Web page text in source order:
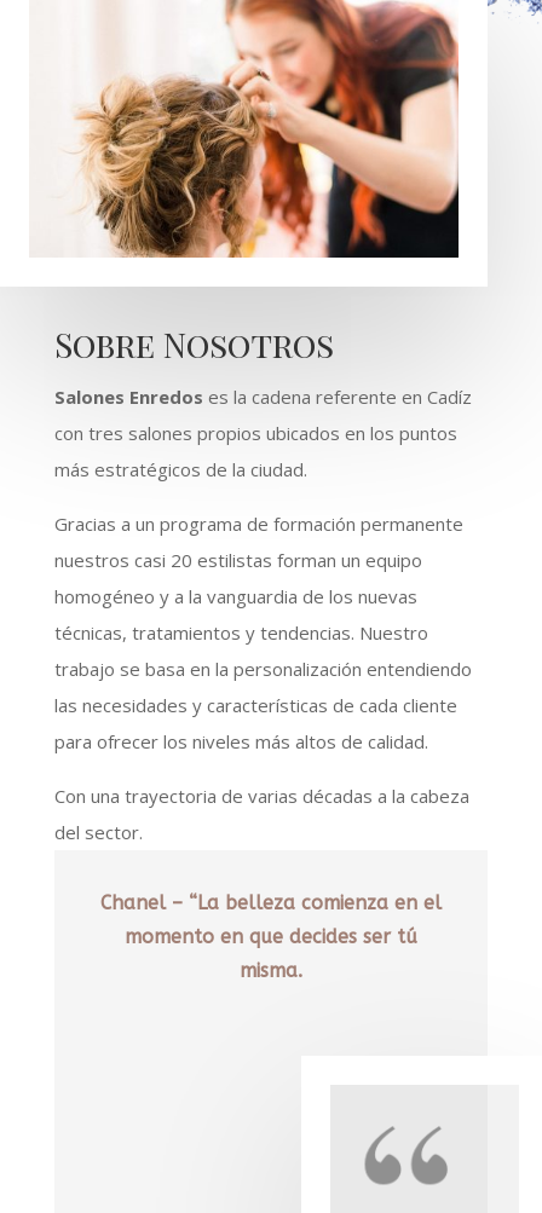
Sobre Nosotros
Salones Enredos es la cadena referente en Cadíz
con tres salones propios ubicados en los puntos
más estratégicos de la ciudad.
Gracias a un programa de formación permanente
nuestros casi 20 estilistas forman un equipo
homogéneo y a la vanguardia de los nuevas
técnicas, tratamientos y tendencias. Nuestro
trabajo se basa en la personalización entendiendo
las necesidades y características de cada cliente
para ofrecer los niveles más altos de calidad.
Con una trayectoria de varias décadas a la cabeza
del sector.
Chanel – “La belleza comienza en el
momento en que decides ser tú
misma.